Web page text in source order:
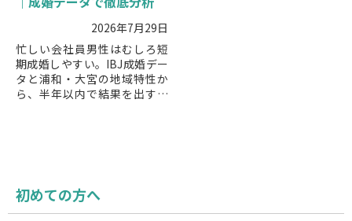
2026年7月29日
忙しい会社員男性はむしろ短
期成婚しやすい。IBJ成婚デー
タと浦和・大宮の地域特性か
ら、半年以内で結果を出す最
初めての方へ